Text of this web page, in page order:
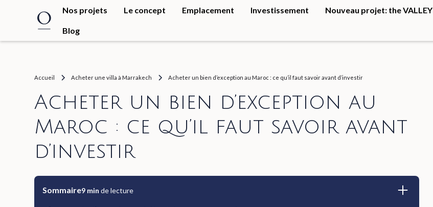
Nos projets Le concept Emplacement Investissement Nouveau projet: the VALLEY
Blog
Accueil Acheter une villa à Marrakech Acheter un bien d’exception au Maroc : ce qu’il faut savoir avant d’investir
Acheter un bien d’exception au
Maroc : ce qu’il faut savoir avant
d’investir
Sommaire9 min de lecture